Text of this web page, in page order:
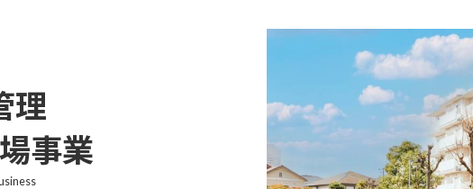
理
事業